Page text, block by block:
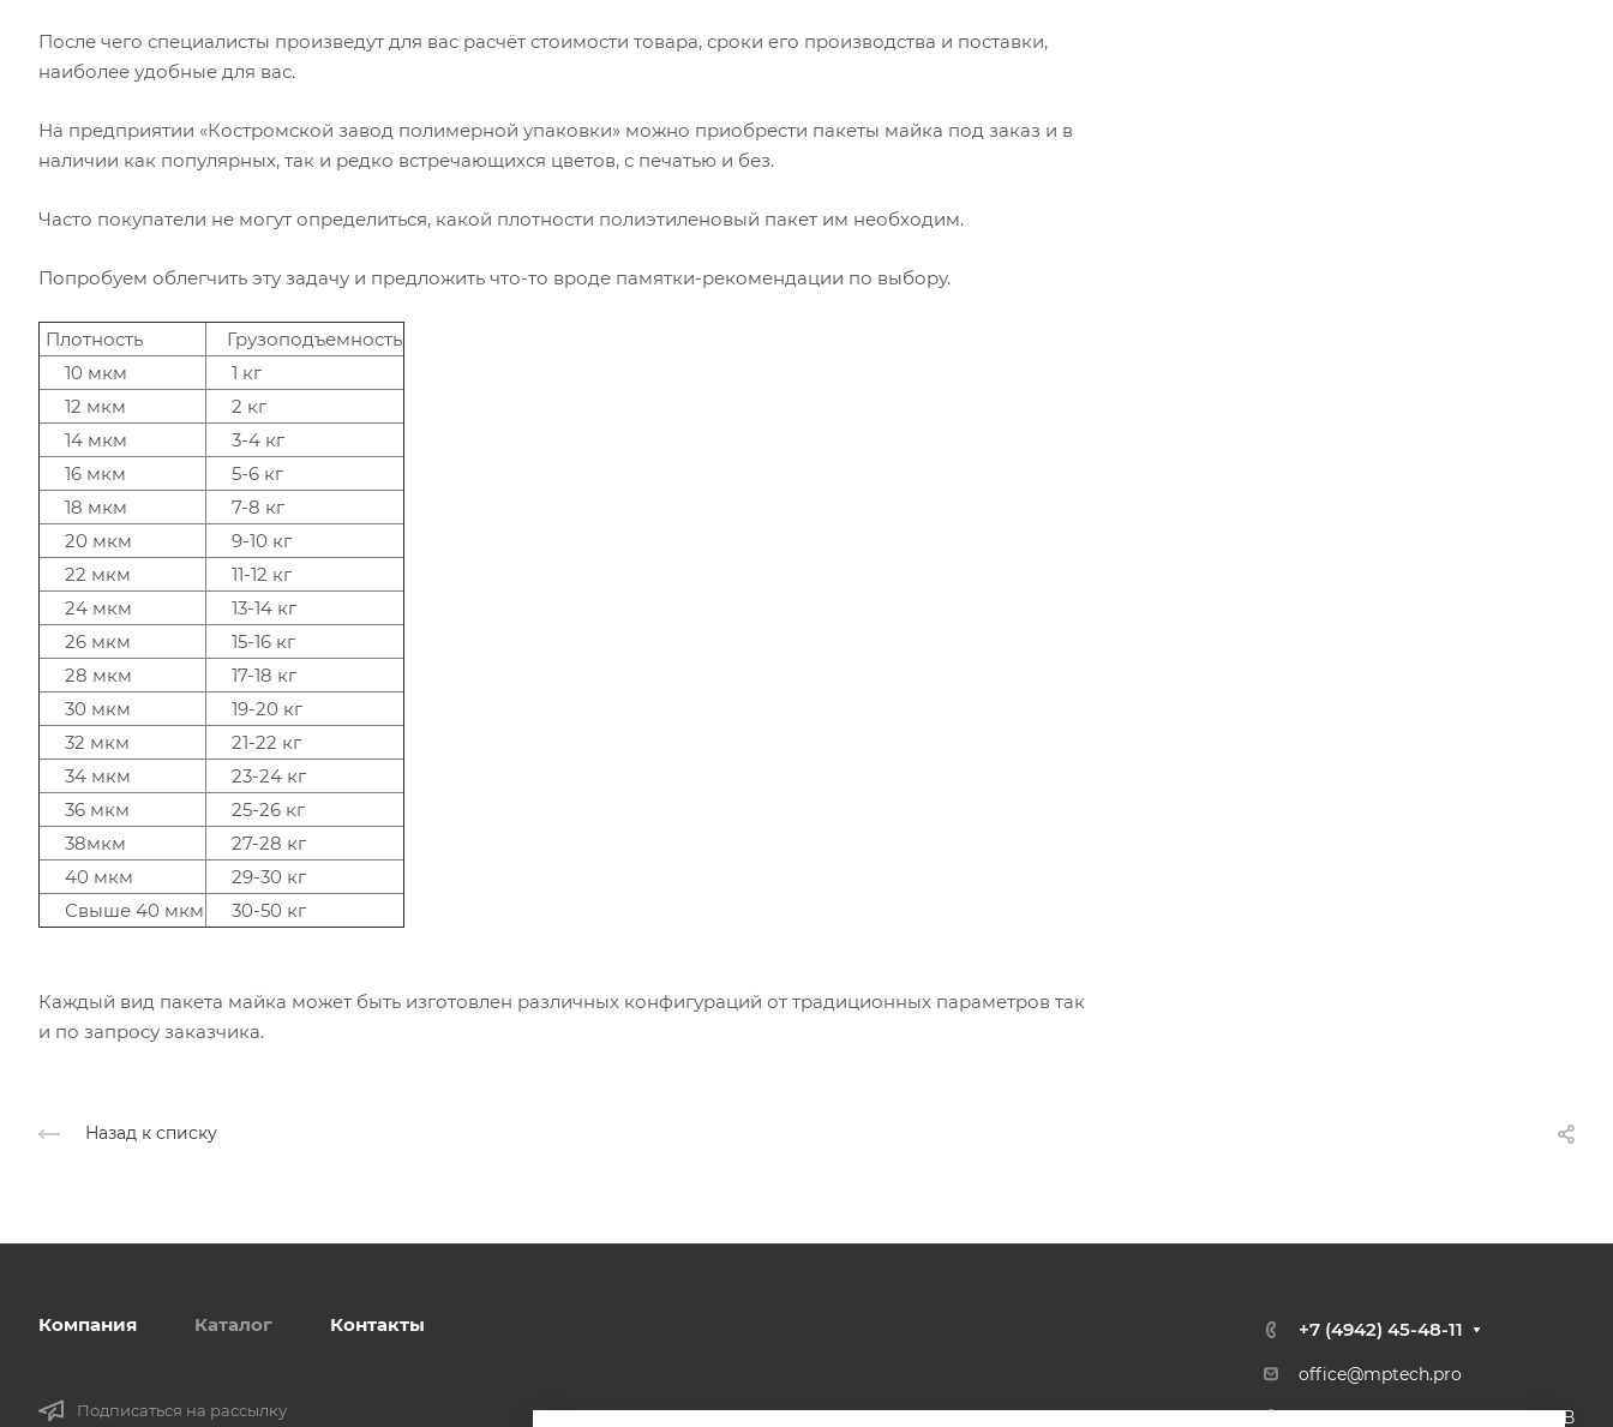
После чего специалисты произведут для вас расчёт стоимости товара, сроки его производства и поставки,
наиболее удобные для вас.
На предприятии «Костромской завод полимерной упаковки» можно приобрести пакеты майка под заказ и в
наличии как популярных, так и редко встречающихся цветов, с печатью и без.
Часто покупатели не могут определиться, какой плотности полиэтиленовый пакет им необходим.
Попробуем облегчить эту задачу и предложить что-то вроде памятки-рекомендации по выбору.
Плотность
Грузоподъемность
10 мкм
1 кг
12 мкм
2 кг
14 мкм
3-4 кг
16 мкм
5-6 кг
18 мкм
7-8 кг
20 мкм
9-10 кг
22 мкм
11-12 кг
24 мкм
13-14 кг
26 мкм
15-16 кг
28 мкм
17-18 кг
30 мкм
19-20 кг
32 мкм
21-22 кг
34 мкм
23-24 кг
36 мкм
25-26 кг
38мкм
27-28 кг
40 мкм
29-30 кг
Свыше 40 мкм
30-50 кг
Каждый вид пакета майка может быть изготовлен различных конфигураций от традиционных параметров так
и по запросу заказчика.
Назад к списку
Компания Каталог Контакты
Подписаться на рассылку
+7 (4942) 45-48-11
office@mptech.pro
г. Кострома, ул. Галичская, 126В